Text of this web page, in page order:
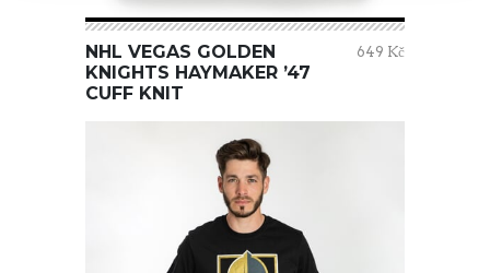
NHL VEGAS GOLDEN
KNIGHTS HAYMAKER ’47
CUFF KNIT
649 Kč